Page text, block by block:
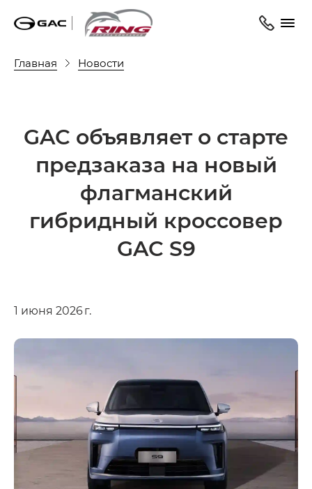
Главная Новости
GAC объявляет о старте
предзаказа на новый
флагманский
гибридный кроссовер
GAC S9
1 июня 2026 г.